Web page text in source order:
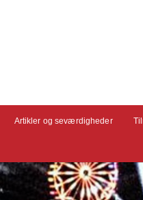
Artikler og seværdigheder